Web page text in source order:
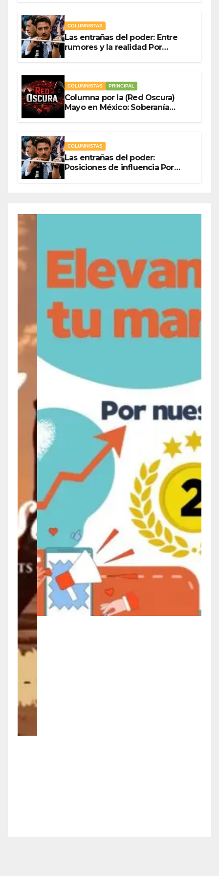
COLUMNISTAS
Las entrañas del poder: Entre
rumores y la realidad Por
COLUMNISTAS PRINCIPAL
Columna por la (Red Oscura)
Mayo en México: Soberanía
COLUMNISTAS
Las entrañas del poder:
Posiciones de influencia Por